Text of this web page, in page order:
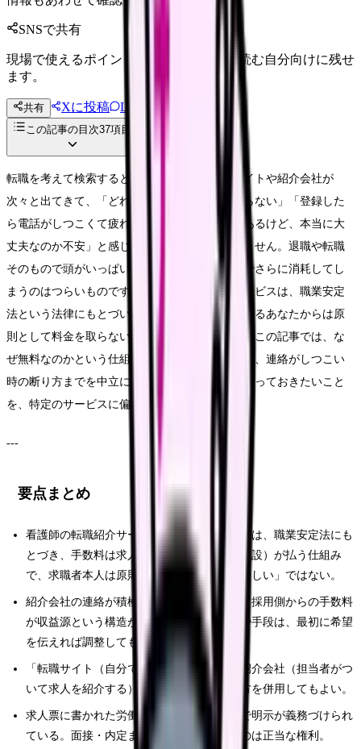
SNSで共有
現場で使えるポイントを、同僚やあとで読む自分向けに残せ
ます。
共有 Xに投稿 LINE
投稿文コピー
この記事の目次37項目
転職を考えて検索すると、看護師向けの転職サイトや紹介会社が
次々と出てきて、「どれを選べばいいのか分からない」「登録した
ら電話がしつこくて疲れた」「無料って書いてあるけど、本当に大
丈夫なのか不安」と感じている人は少なくありません。退職や転職
そのもので頭がいっぱいなのに、サービス選びでさらに消耗してし
まうのはつらいものです。看護師の転職紹介サービスは、職業安定
法という法律にもとづいて運営され、求職者であるあなたからは原
則として料金を取らない仕組みになっています。この記事では、な
ぜ無料なのかという仕組みから、選び方・使い方、連絡がしつこい
時の断り方までを中立に整理し、登録する前に知っておきたいこと
を、特定のサービスに偏らずに解説します。
---
要点まとめ
看護師の転職紹介サービス（エージェント）は、職業安定法にも
とづき、手数料は求人者（採用する病院・施設）が払う仕組み
で、求職者本人は原則無料。「無料だから怪しい」ではない。
紹介会社の連絡が積極的になりやすいのは、採用側からの手数料
が収益源という構造があるため。連絡頻度や手段は、最初に希望
を伝えれば調整してもらえる。
「転職サイト（自分で求人を探す）」と「紹介会社（担当者がつ
いて求人を紹介する）」は性質が違う。両方を併用してもよい。
求人票に書かれた労働条件は、職業安定法で明示が義務づけられ
ている。面接・内定までに書面で確認するのは正当な権利。